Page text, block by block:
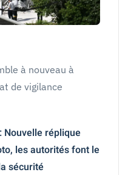
à nouveau à
de vigilance
Nouvelle réplique
les autorités font le
sécurité